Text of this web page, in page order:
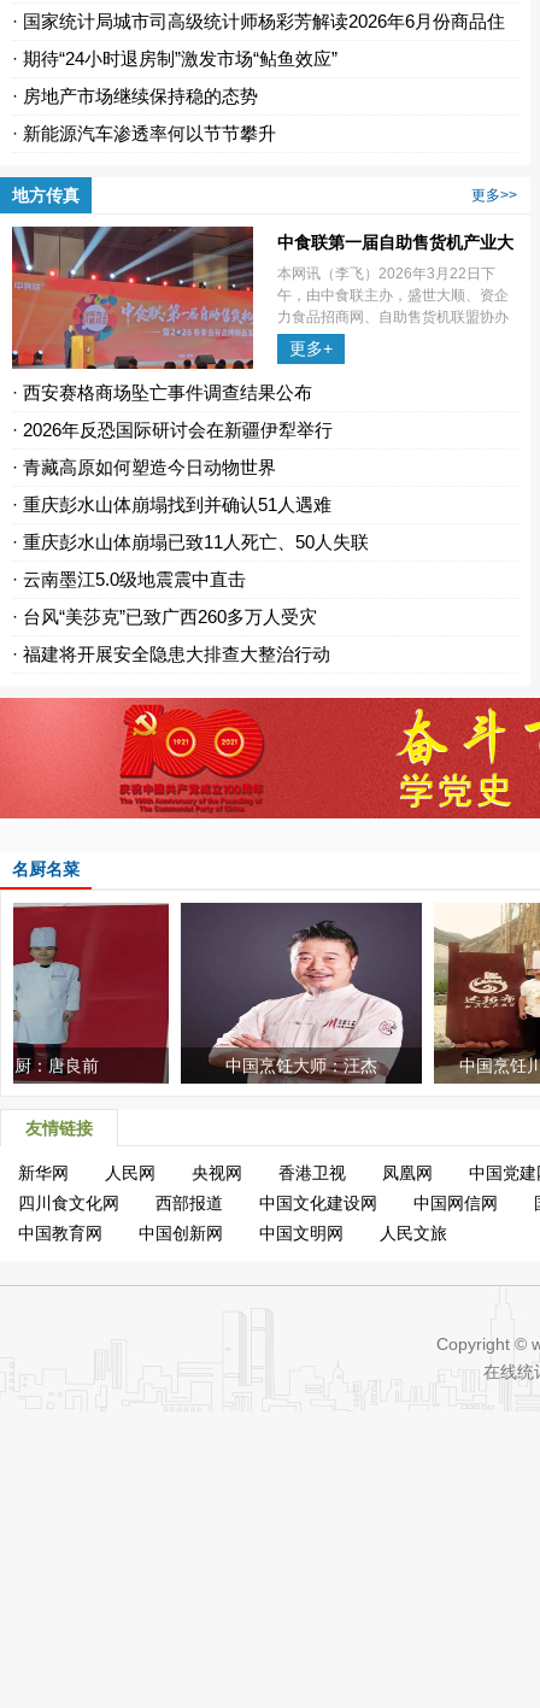
· 国家统计局城市司高级统计师杨彩芳解读2026年6月份商品住
宅...
· 期待“24小时退房制”激发市场“鲇鱼效应”
· 房地产市场继续保持稳的态势
· 新能源汽车渗透率何以节节攀升
地方传真 更多>>
中食联第一届自助售货机产业大
会在蓉举行
本网讯（李飞）2026年3月22日下
午，由中食联主办，盛世大顺、资企
力食品招商网、自助售货机联盟协办
的“中食联·第一届自助售货机产业大会
暨2026春季自有品牌新品发布会”在成
都空港会议中心隆重召开。大
更多+
· 西安赛格商场坠亡事件调查结果公布
· 2026年反恐国际研讨会在新疆伊犁举行
· 青藏高原如何塑造今日动物世界
· 重庆彭水山体崩塌找到并确认51人遇难
· 重庆彭水山体崩塌已致11人死亡、50人失联
· 云南墨江5.0级地震震中直击
· 台风“美莎克”已致广西260多万人受灾
· 福建将开展安全隐患大排查大整治行动
名厨名菜
前 中国烹饪大师：汪杰 中国烹饪川菜名师
友情链接
新华网 人民网 央视网 香港卫视 凤凰网
中国党建
四川食文化网
西部报道 中国文化建设网 中国网信网
中国教育网
中国创新网 中国文明网 人民文旅
Copyright ©
在线统